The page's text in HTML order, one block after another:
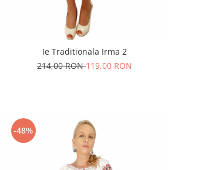
Ie Traditionala Irma 2
214,00 RON119,00 RON
-48%